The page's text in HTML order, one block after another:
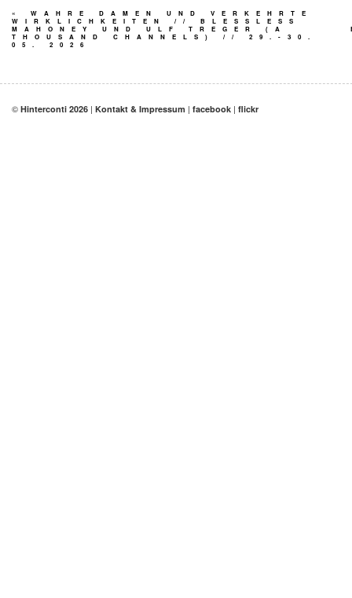
«
WAHRE DAMEN UND VERKEHRTE
WIRKLICHKEITEN // BLESSLESS
MAHONEY UND ULF TREGER (A
THOUSAND CHANNELS) // 29.-30.
05. 2026
© Hinterconti 2026 | Kontakt & Impressum | facebook | flickr